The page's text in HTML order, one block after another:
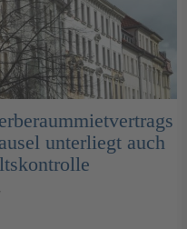
unterliegt auch